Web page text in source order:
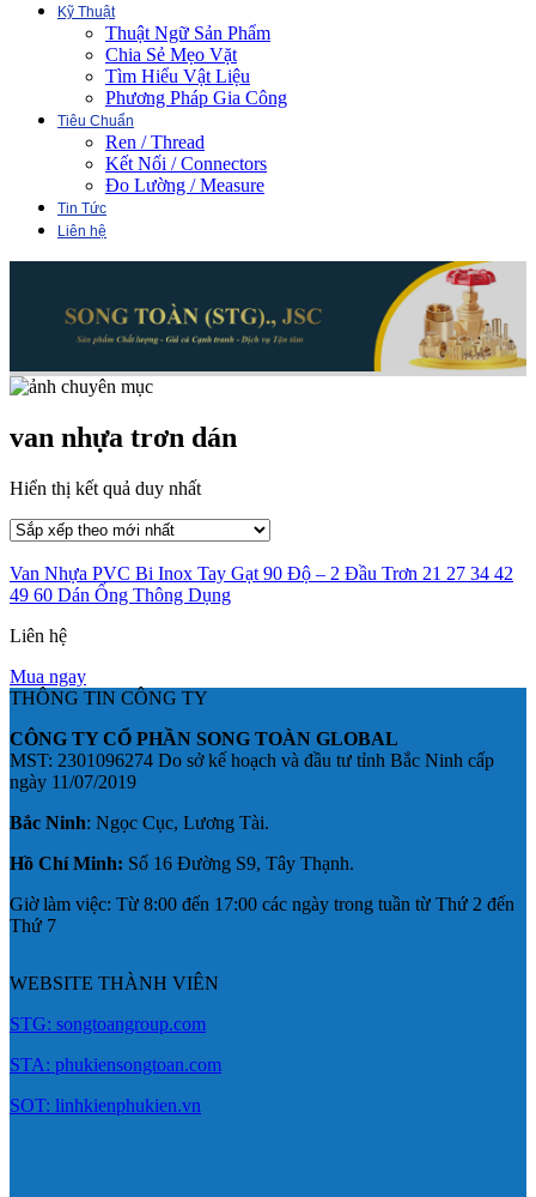
Kỹ Thuật
Thuật Ngữ Sản Phẩm
Chia Sẻ Mẹo Vặt
Tìm Hiểu Vật Liệu
Phương Pháp Gia Công
Tiêu Chuẩn
Ren / Thread
Kết Nối / Connectors
Đo Lường / Measure
Tin Tức
Liên hệ
van nhựa trơn dán
Hiển thị kết quả duy nhất
Van Nhựa PVC Bi Inox Tay Gạt 90 Độ – 2 Đầu Trơn 21 27 34 42
49 60 Dán Ống Thông Dụng
Liên hệ
Mua ngay
THÔNG TIN CÔNG TY
CÔNG TY CỔ PHẦN SONG TOÀN GLOBAL
MST: 2301096274 Do sở kế hoạch và đầu tư tỉnh Bắc Ninh cấp
ngày 11/07/2019
Bắc Ninh: Ngọc Cục, Lương Tài.
Hồ Chí Minh: Số 16 Đường S9, Tây Thạnh.
Giờ làm việc: Từ 8:00 đến 17:00 các ngày trong tuần từ Thứ 2 đến
Thứ 7
WEBSITE THÀNH VIÊN
STG: songtoangroup.com
STA: phukiensongtoan.com
SOT: linhkienphukien.vn